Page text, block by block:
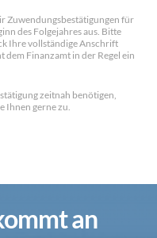
Zuwendungsbestätigungen für
des Folgejahres aus. Bitte
Ihre vollständige Anschrift
dem Finanzamt in der Regel ein
zeitnah benötigen,
Ihnen gerne zu.
an